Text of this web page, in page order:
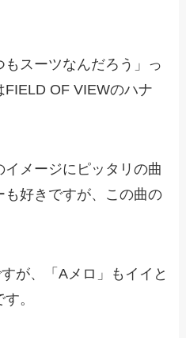
もスーツなんだろう」っ
OF VIEWのハナ
メージにピッタリの曲
好きですが、この曲の
が、「Aメロ」もイイと
。